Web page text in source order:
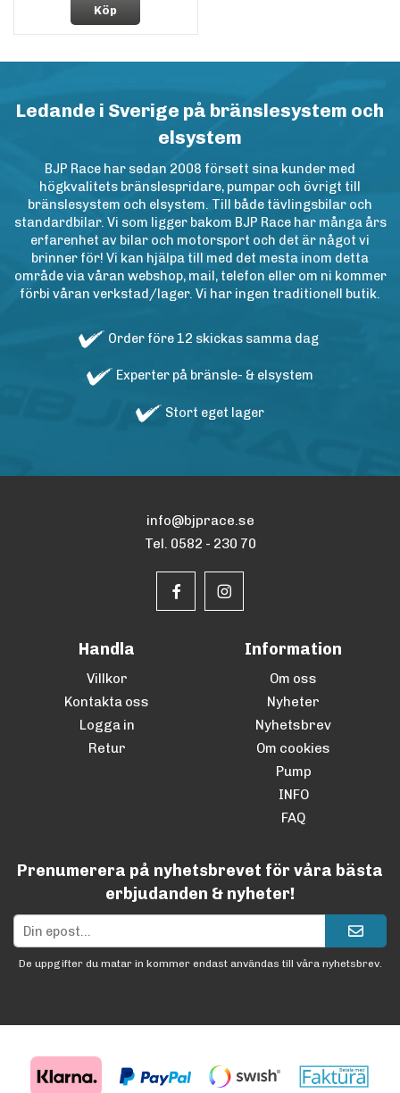
Köp
Ledande i Sverige på bränslesystem och
elsystem
BJP Race har sedan 2008 försett sina kunder med
högkvalitets bränslespridare, pumpar och övrigt till
bränslesystem och elsystem. Till både tävlingsbilar och
standardbilar. Vi som ligger bakom BJP Race har många års
erfarenhet av bilar och motorsport och det är något vi
brinner för! Vi kan hjälpa till med det mesta inom detta
område via våran webshop, mail, telefon eller om ni kommer
förbi våran verkstad/lager. Vi har ingen traditionell butik.
Order före 12 skickas samma dag
Experter på bränsle- & elsystem
Stort eget lager
info@bjprace.se
Tel. 0582 - 230 70
Handla
Villkor
Kontakta oss
Logga in
Retur
Information
Om oss
Nyheter
Nyhetsbrev
Om cookies
Pump
INFO
FAQ
Prenumerera på nyhetsbrevet för våra bästa
erbjudanden & nyheter!
De uppgifter du matar in kommer endast användas till våra nyhetsbrev.